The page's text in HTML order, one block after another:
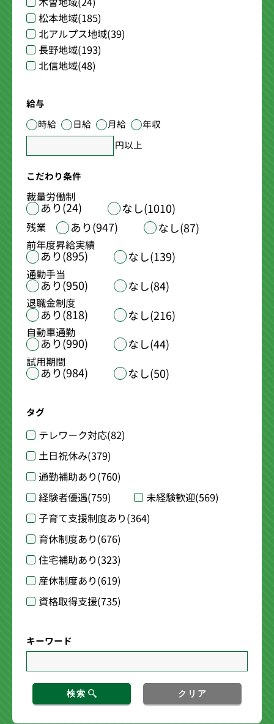
松本地域(185)
北アルプス地域(39)
長野地域(193)
北信地域(48)
給与
時給
日給 月給
年収
円以上
こだわり条件
裁量労働制
あり(24) なし(1010)
残業 あり(947) なし(87)
前年度昇給実績
あり(895) なし(139)
通勤手当
あり(950) なし(84)
退職金制度
あり(818) なし(216)
自動車通勤
あり(990) なし(44)
試用期間
あり(984) なし(50)
タグ
テレワーク対応(82)
土日祝休み(379)
通勤補助あり(760)
経験者優遇(759) 未経験歓迎(569)
子育て支援制度あり(364)
育休制度あり(676)
住宅補助あり(323)
産休制度あり(619)
資格取得支援(735)
キーワード
検索 クリア